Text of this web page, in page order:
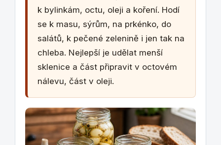
k bylinkám, octu, oleji a koření. Hodí
se k masu, sýrům, na prkénko, do
salátů, k pečené zelenině i jen tak na
chleba. Nejlepší je udělat menší
sklenice a část připravit v octovém
nálevu, část v oleji.